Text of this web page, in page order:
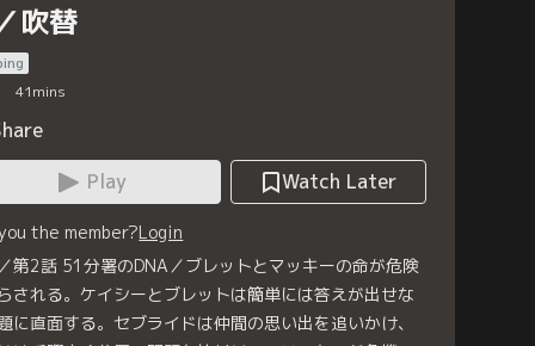
吹替
41mins
Play
Watch Later
the member?Login
第2話 51分署のDNA／ブレットとマッキーの命が危険
される。ケイシーとブレットは簡単には答えが出せな
に直面する。セブライドは仲間の思い出を追いかけ、